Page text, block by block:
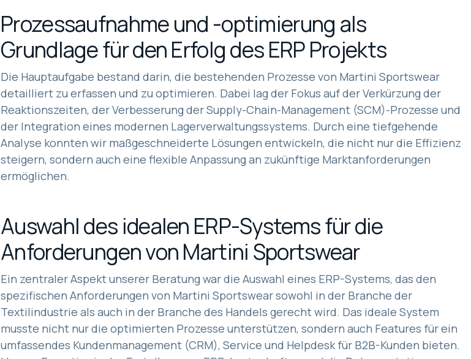
Prozessaufnahme und -optimierung als
Grundlage für den Erfolg des ERP Projekts
Die Hauptaufgabe bestand darin, die bestehenden Prozesse von Martini Sportswear
detailliert zu erfassen und zu optimieren. Dabei lag der Fokus auf der Verkürzung der
Reaktionszeiten, der Verbesserung der Supply-Chain-Management (SCM)-Prozesse und
der Integration eines modernen Lagerverwaltungssystems. Durch eine tiefgehende
Analyse konnten wir maßgeschneiderte Lösungen entwickeln, die nicht nur die Effizienz
steigern, sondern auch eine flexible Anpassung an zukünftige Marktanforderungen
ermöglichen.
Auswahl des idealen ERP-Systems für die
Anforderungen von Martini Sportswear
Ein zentraler Aspekt unserer Beratung war die Auswahl eines ERP-Systems, das den
spezifischen Anforderungen von Martini Sportswear sowohl in der Branche der
Textilindustrie als auch in der Branche des Handels gerecht wird. Das ideale System
musste nicht nur die optimierten Prozesse unterstützen, sondern auch Features für ein
umfassendes Kundenmanagement (CRM), Service und Helpdesk für B2B-Kunden bieten.